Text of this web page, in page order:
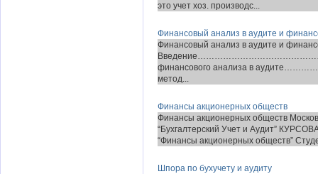
это учет хоз. производс...
Финансовый анализ в аудите и
Финансовый анализ в аудите и
финансового анализа в
метод...
Финансы акционерных обществ
Финансы акционерных обществ
“Бухгалтерский Учет и Аудит”
“Финансы акционерных обществ”
Шпора по бухучету и аудиту